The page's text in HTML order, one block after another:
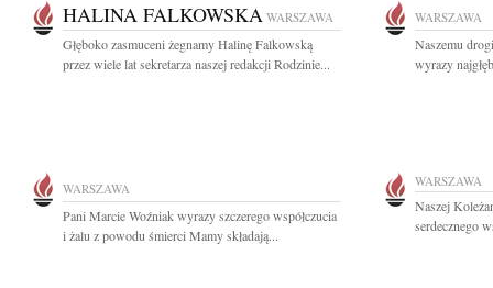
HALINA FALKOWSKA WARSZAWA
Głęboko zasmuceni żegnamy Halinę Falkowską
przez wiele lat sekretarza naszej redakcji Rodzinie...
WARSZAWA
Naszemu
wyrazy
WARSZAWA
Pani Marcie Woźniak wyrazy szczerego współczucia
i żalu z powodu śmierci Mamy składają...
WARSZAWA
Naszej
serdecznego